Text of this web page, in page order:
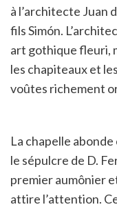
à l’architecte Juan
fils Simón.
art gothique fleuri,
les chapiteaux et
voûtes richement
La chapelle
le sépulcre de D.
premier aumônier
attire l’attention.